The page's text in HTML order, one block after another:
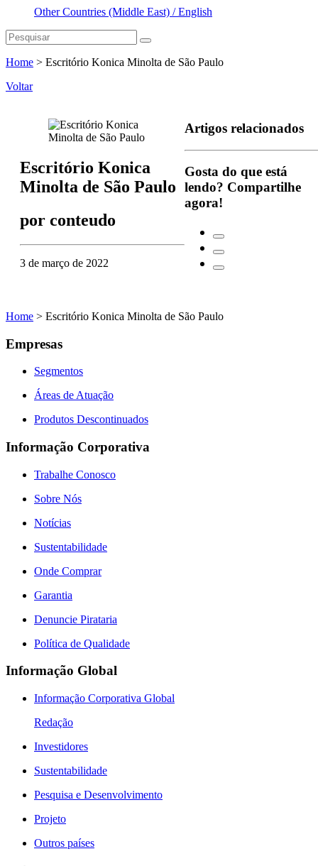
Other Countries (Middle East) / English
Home > Escritório Konica Minolta de São Paulo
Voltar
Escritório Konica
Minolta de São Paulo
por conteudo
3 de março de 2022
Artigos relacionados
Gosta do que está
lendo? Compartilhe
agora!
Home > Escritório Konica Minolta de São Paulo
Empresas
Segmentos
Áreas de Atuação
Produtos Descontinuados
Informação Corporativa
Trabalhe Conosco
Sobre Nós
Notícias
Sustentabilidade
Onde Comprar
Garantia
Denuncie Pirataria
Política de Qualidade
Informação Global
Informação Corporativa Global
Redação
Investidores
Sustentabilidade
Pesquisa e Desenvolvimento
Projeto
Outros países